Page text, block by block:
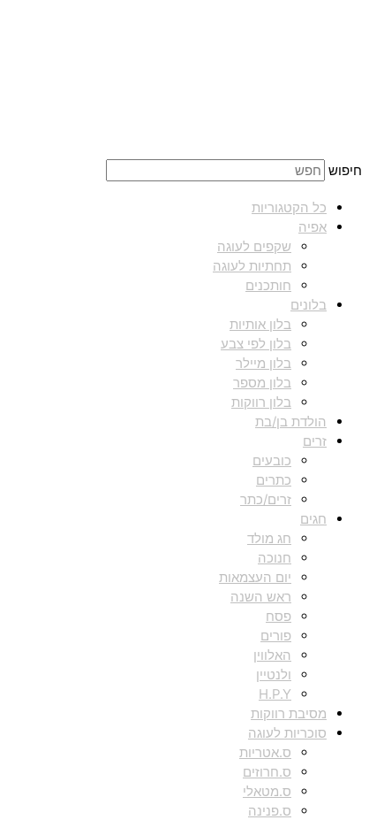
חיפוש
כל הקטגוריות
אפיה
שקפים לעוגה
תחתיות לעוגה
חותכנים
בלונים
בלון אותיות
בלון לפי צבע
בלון מיילר
בלון מספר
בלון רווקות
הולדת בן/בת
זרים
כובעים
כתרים
זרים/כתר
חגים
חג מולד
חנוכה
יום העצמאות
ראש השנה
פסח
פורים
האלווין
ולנטיין
H.P.Y
מסיבת רווקות
סוכריות לעוגה
ס.אטריות
ס.חרוזים
ס.מטאלי
ס.פנינה